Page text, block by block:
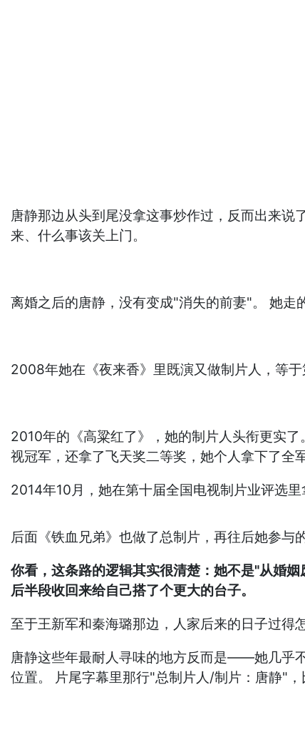
唐静那边从头到尾没拿这事炒作过，反而出来
来、什么事该关上门。
离婚之后的唐静，没有变成"消失的前妻"。 她走
2008年她在《夜来香》里既演又做制片人，等
2010年的《高粱红了》，她的制片人头衔更实
视冠军，还拿了飞天奖二等奖，她个人拿下了全
2014年10月，她在第十届全国电视制片业评选里
后面《铁血兄弟》也做了总制片，再往后她参与
你看，这条路的逻辑其实很清楚：她不是"从婚
后半段收回来给自己搭了个更大的台子。
至于王新军和秦海璐那边，人家后来的日子过得
唐静这些年最耐人寻味的地方反而是——她几乎
位置。 片尾字幕里那行"总制片人/制片：唐静"，